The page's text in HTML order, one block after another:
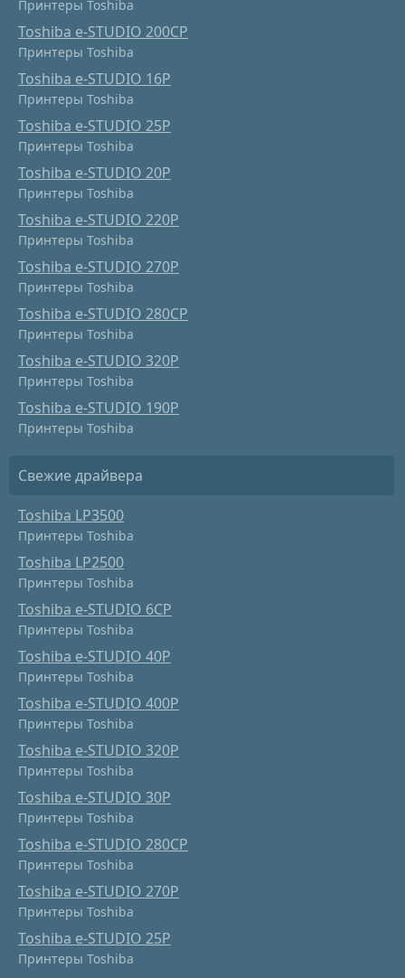
Принтеры Toshiba
Toshiba e-STUDIO 200CP
Принтеры Toshiba
Toshiba e-STUDIO 16P
Принтеры Toshiba
Toshiba e-STUDIO 25P
Принтеры Toshiba
Toshiba e-STUDIO 20P
Принтеры Toshiba
Toshiba e-STUDIO 220P
Принтеры Toshiba
Toshiba e-STUDIO 270P
Принтеры Toshiba
Toshiba e-STUDIO 280CP
Принтеры Toshiba
Toshiba e-STUDIO 320P
Принтеры Toshiba
Toshiba e-STUDIO 190P
Принтеры Toshiba
Свежие драйвера
Toshiba LP3500
Принтеры Toshiba
Toshiba LP2500
Принтеры Toshiba
Toshiba e-STUDIO 6CP
Принтеры Toshiba
Toshiba e-STUDIO 40P
Принтеры Toshiba
Toshiba e-STUDIO 400P
Принтеры Toshiba
Toshiba e-STUDIO 320P
Принтеры Toshiba
Toshiba e-STUDIO 30P
Принтеры Toshiba
Toshiba e-STUDIO 280CP
Принтеры Toshiba
Toshiba e-STUDIO 270P
Принтеры Toshiba
Toshiba e-STUDIO 25P
Принтеры Toshiba